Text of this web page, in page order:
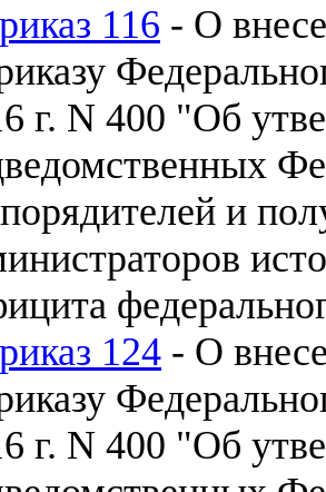
116 - О
г. N 400 "Об
и
124 - О
г. N 400 "Об